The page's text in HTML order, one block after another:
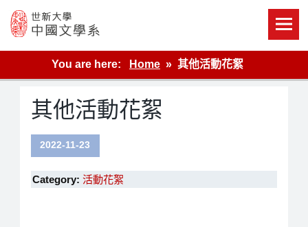
content
世新大學教學單位的網站
You are here:
Home 其他活動花絮
其他活動花絮
2022-11-23
Category: 活動花絮